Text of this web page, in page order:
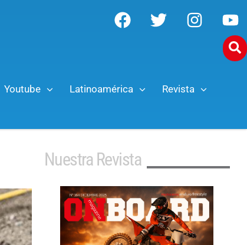
Youtube Latinoamérica Revista
Nuestra Revista